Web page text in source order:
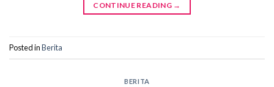
CONTINUE READING →
Posted inBerita
BERITA